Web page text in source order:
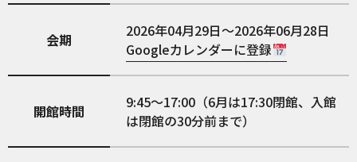
会期
2026年04月29日～2026年06月28日
Googleカレンダーに登録
開館時間
9:45～17:00（6月は17:30閉館、入館
は閉館の30分前まで）